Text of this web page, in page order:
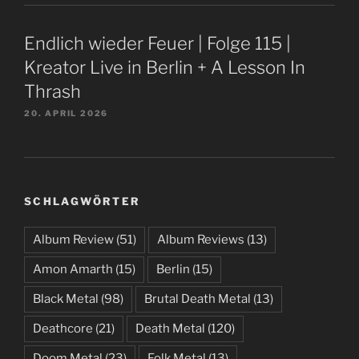
Endlich wieder Feuer | Folge 115 |
Kreator Live in Berlin + A Lesson In
Thrash
20. APRIL 2026
SCHLAGWÖRTER
Album Review (51) Album Reviews (13)
Amon Amarth (15) Berlin (15)
Black Metal (98) Brutal Death Metal (13)
Deathcore (21) Death Metal (120)